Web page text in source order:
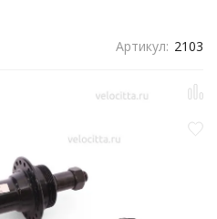
Артикул: 2103